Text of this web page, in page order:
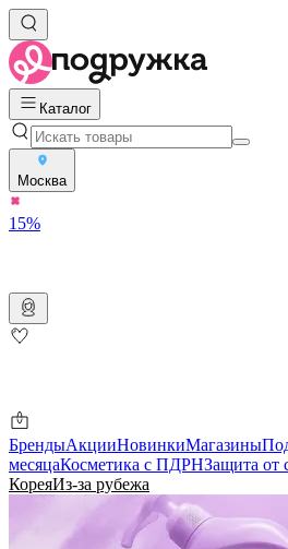
Каталог
Москва
15%
БрендыАкцииНовинкиМагазины
месяцаКосметика с ПДРНЗащита от
КореяИз-за рубежа